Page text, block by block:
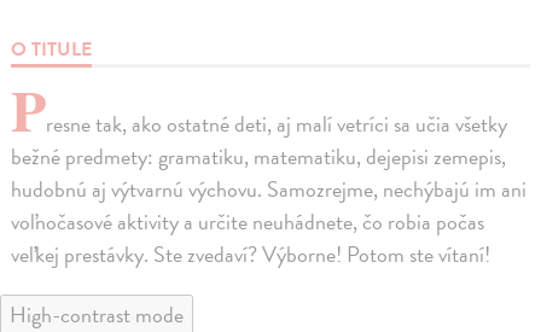
O TITULE
Presne tak, ako ostatné deti, aj malí vetríci sa učia všetky
bežné predmety: gramatiku, matematiku, dejepisi zemepis,
hudobnú aj výtvarnú výchovu. Samozrejme, nechýbajú im ani
voľnočasové aktivity a určite neuhádnete, čo robia počas
veľkej prestávky. Ste zvedaví? Výborne! Potom ste vítaní!
High-contrast mode